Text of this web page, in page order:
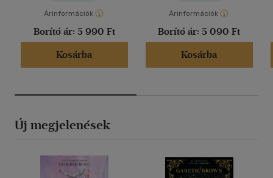
Árinformációk
Borító ár: 5 990 Ft
Kosárba
Árinformációk
Borító ár: 5 090 Ft
Kosárba
Új megjelenések